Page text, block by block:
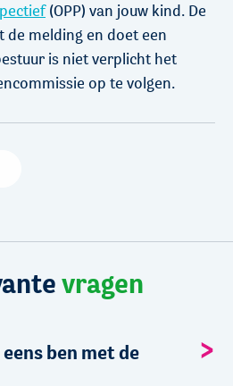
(OPP) van jouw kind. De
melding en doet een
is niet verplicht het
op te volgen.
vragen
ben met de